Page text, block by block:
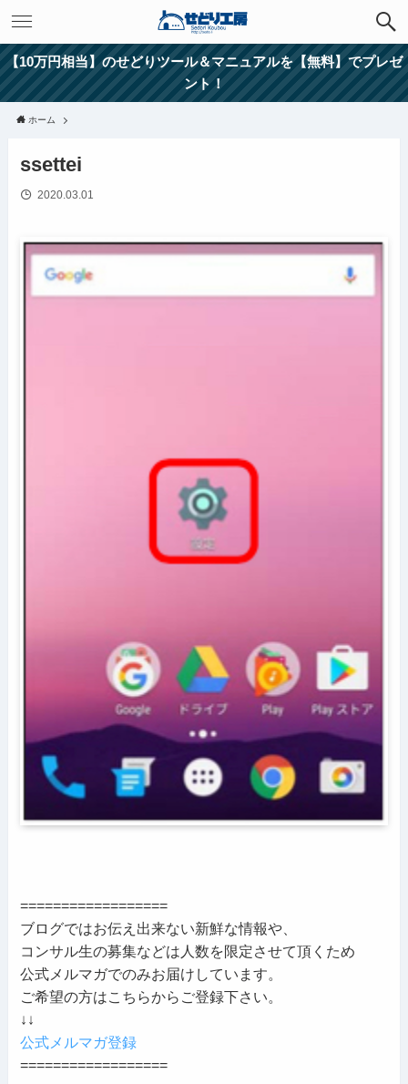
【10万円相当】のせどりツール＆マニュアルを【無料】でプレゼ
ント！
ホーム
ssettei
2020.03.01
==================
ブログではお伝え出来ない新鮮な情報や、
コンサル生の募集などは人数を限定させて頂くため
公式メルマガでのみお届けしています。
ご希望の方はこちらからご登録下さい。
↓↓
公式メルマガ登録
==================